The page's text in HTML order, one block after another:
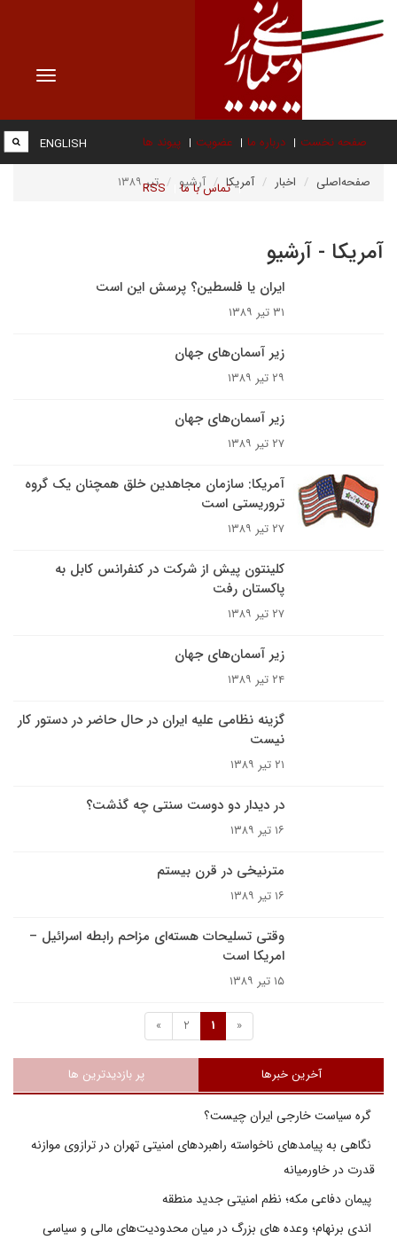
Toggle
صفحه نخست درباره ما عضویت پیوند ها
تماس با ما RSS
ENGLISH
صفحه‌اصلی اخبار آمریکا آرشیو تیر ۱۳۸۹
آمریکا - آرشیو
ایران یا فلسطین؟ پرسش این است
۳۱ تیر ۱۳۸۹
زیر آسمان‌های جهان
۲۹ تیر ۱۳۸۹
زیر آسمان‌های جهان
۲۷ تیر ۱۳۸۹
آمریکا: سازمان مجاهدین خلق همچنان یک گروه
تروریستی است
۲۷ تیر ۱۳۸۹
کلینتون پیش از شرکت در کنفرانس کابل به
پاکستان رفت
۲۷ تیر ۱۳۸۹
زیر آسمان‌های جهان
۲۴ تیر ۱۳۸۹
گزینه نظامی علیه ایران در حال حاضر در دستور کار
نیست
۲۱ تیر ۱۳۸۹
در دیدار دو دوست سنتی چه گذشت؟
۱۶ تیر ۱۳۸۹
مترنیخی در قرن بیستم
۱۶ تیر ۱۳۸۹
وقتی تسلیحات هسته‌ای مزاحم رابطه اسرائیل –
امریکا است
۱۵ تیر ۱۳۸۹
«
1
2
»
آخرین خبرها پر بازدیدترین ها
گره سیاست خارجی ایران چیست؟
نگاهی به پیامدهای ناخواسته راهبردهای امنیتی تهران در ترازوی موازنه
قدرت در خاورمیانه
پیمان دفاعی مکه؛ نظم امنیتی جدید منطقه
اندی برنهام؛ وعده های بزرگ در میان محدودیت‌های مالی و سیاسی